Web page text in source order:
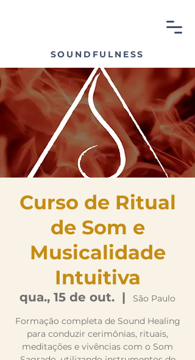
SOUNDFULNESS
Curso de Ritual
de Som e
Musicalidade
Intuitiva
qua., 15 de out.
  |
São Paulo
Formação completa de Sound Healing
para conduzir cerimônias, rituais,
meditações e vivências com o Som